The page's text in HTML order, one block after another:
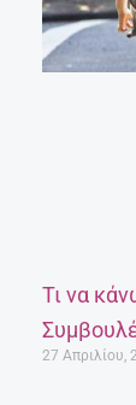
Τι να
27 Απριλίου,